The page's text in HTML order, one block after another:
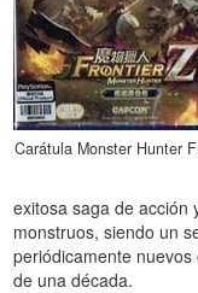
Carátula Monster Hunter
exitosa saga de acción
monstruos, siendo un
periódicamente
de una década.